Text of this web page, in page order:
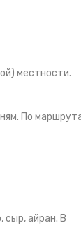
местности.
По
сыр, айран. В